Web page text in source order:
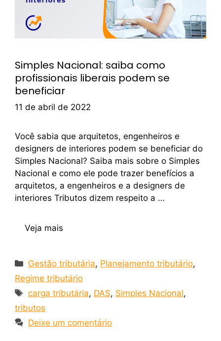
Simples Nacional: saiba como
profissionais liberais podem se
beneficiar
11 de abril de 2022
Você sabia que arquitetos, engenheiros e
designers de interiores podem se beneficiar do
Simples Nacional? Saiba mais sobre o Simples
Nacional e como ele pode trazer benefícios a
arquitetos, a engenheiros e a designers de
interiores Tributos dizem respeito a …
Veja mais
Gestão tributária, Planejamento tributário,
Regime tributário
carga tributária, DAS, Simples Nacional,
tributos
Deixe um comentário